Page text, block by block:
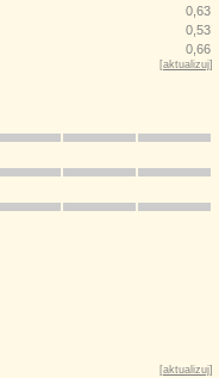
0,63
0,53
0,66
[aktualizuj]
[aktualizuj]